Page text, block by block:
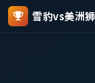
雪豹vs美洲狮